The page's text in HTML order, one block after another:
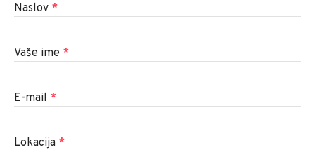
Naslov *
Vaše ime *
E-mail *
Lokacija *